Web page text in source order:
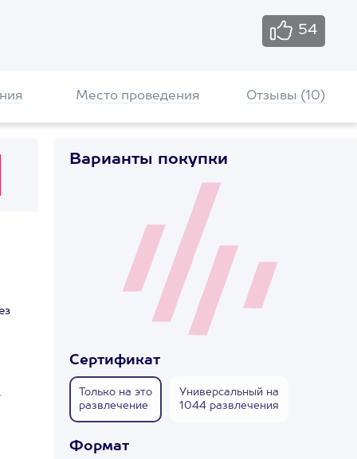
54
Место проведения Отзывы (10)
Варианты покупки
Сертификат
Только на это
развлечение
Универсальный на
1044 развлечения
Формат